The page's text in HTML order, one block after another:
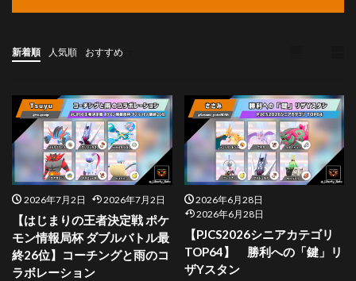
新着順 人気順 おすすめ
2026年7月2日 2026年7月2日
【はじまりの王者決定戦 ポケ
モン情報局杯 ダブルバトル最
終26位】コーチングと雨のコ
ラボレーション
2026年6月28日
2026年6月28日
【PJCS2026シニアカテゴリ
TOP64】 勝利への「鍵」リ
ザYスタン